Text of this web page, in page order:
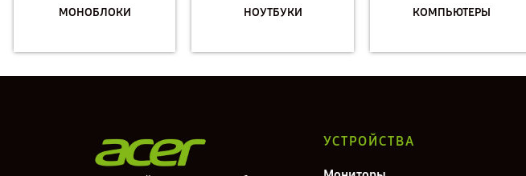
МОНОБЛОКИ НОУТБУКИ КОМПЬЮТЕРЫ
УСТРОЙСТВА